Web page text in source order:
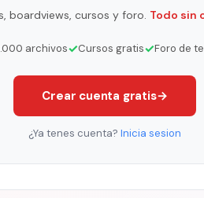
boardviews, cursos y foro. Todo sin
archivos✓Cursos gratis✓Foro de
Crear cuenta gratis→
¿Ya tenes cuenta? Inicia sesion